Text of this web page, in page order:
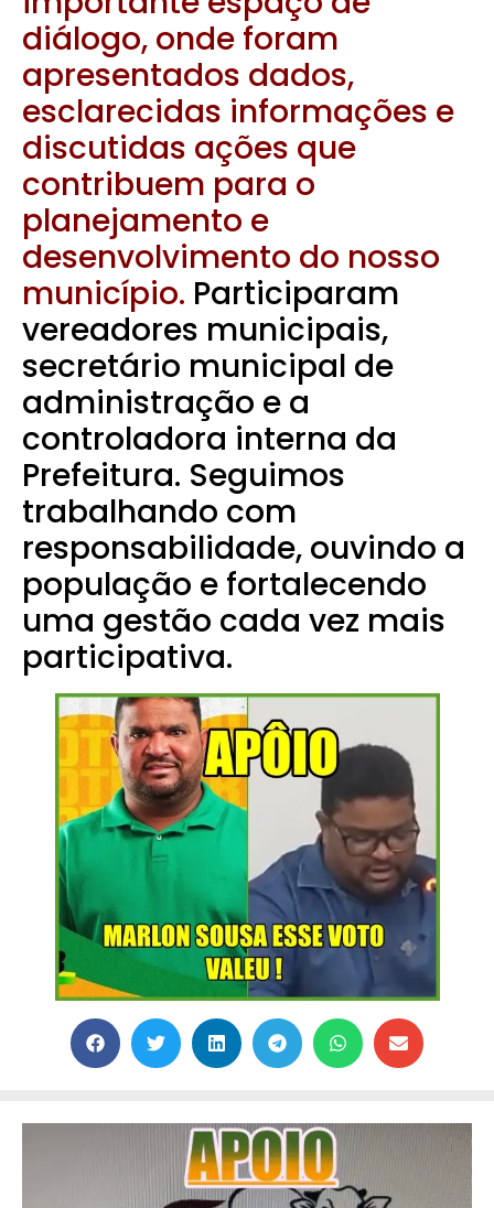
diálogo, onde foram
apresentados dados,
esclarecidas informações e
discutidas ações que
contribuem para o
planejamento e
desenvolvimento do nosso
município. Participaram
vereadores municipais,
secretário municipal de
administração e a
controladora interna da
Prefeitura. Seguimos
trabalhando com
responsabilidade, ouvindo a
população e fortalecendo
uma gestão cada vez mais
participativa.